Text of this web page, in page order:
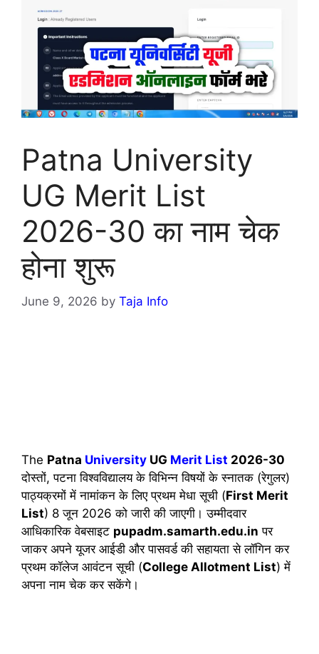
Patna University
UG Merit List
2026-30 का नाम चेक
होना शुरू
June 9, 2026 by Taja Info
The Patna University UG Merit List 2026-30
दोस्तों, पटना विश्वविद्यालय के विभिन्न विषयों के स्नातक (रेगुलर)
पाठ्यक्रमों में नामांकन के लिए प्रथम मेधा सूची (First Merit
List) 8 जून 2026 को जारी की जाएगी। उम्मीदवार
आधिकारिक वेबसाइट pupadm.samarth.edu.in पर
जाकर अपने यूजर आईडी और पासवर्ड की सहायता से लॉगिन कर
प्रथम कॉलेज आवंटन सूची (College Allotment List) में
अपना नाम चेक कर सकेंगे।